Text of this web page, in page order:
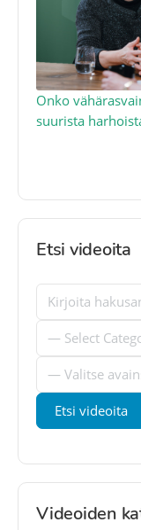
Onko
suurista
Etsi videoita
Videoiden